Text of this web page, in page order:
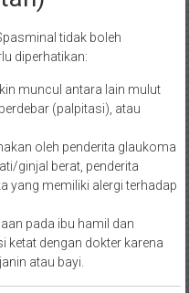
tidak boleh
diperhatikan:
muncul antara lain mulut
(palpitasi), atau
oleh penderita glaukoma
ginjal berat, penderita
yang memiliki alergi terhadap
pada ibu hamil dan
ketat dengan dokter karena
atau bayi.